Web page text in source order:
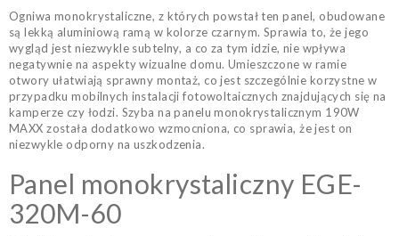
Ogniwa monokrystaliczne, z których powstał ten panel, obudowane
są lekką aluminiową ramą w kolorze czarnym. Sprawia to, że jego
wygląd jest niezwykle subtelny, a co za tym idzie, nie wpływa
negatywnie na aspekty wizualne domu. Umieszczone w ramie
otwory ułatwiają sprawny montaż, co jest szczególnie korzystne w
przypadku mobilnych instalacji fotowoltaicznych znajdujących się na
kamperze czy łodzi. Szyba na panelu monokrystalicznym 190W
MAXX została dodatkowo wzmocniona, co sprawia, że jest on
niezwykle odporny na uszkodzenia.
Panel monokrystaliczny EGE-
320M-60